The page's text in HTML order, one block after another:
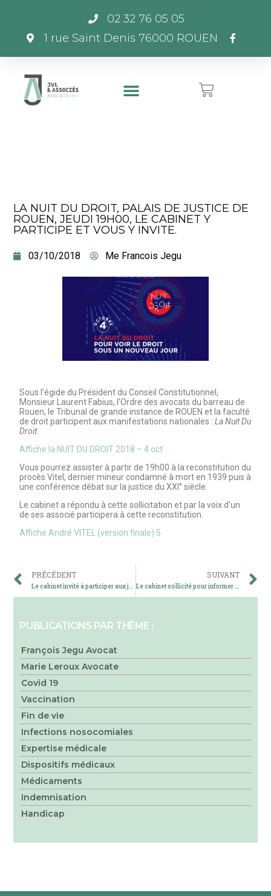
02 32 76 05 05
1 rue Saint Denis 76000 ROUEN
LA NUIT DU DROIT, PALAIS DE JUSTICE DE
ROUEN, JEUDI 19H00, LE CABINET Y
PARTICIPE ET VOUS Y INVITE.
03/10/2018 Me Francois Jegu
Sous l’égide du Président du Conseil Constitutionnel,
Monsieur Laurent Fabius, l’Ordre des avocats du barreau de
Rouen, le Tribunal de grande instance de ROUEN et la faculté
de droit participent aux manifestations nationales :La Nuit Du
Droit.
Affiche la NUIT DU DROIT 2018 – 4 oct
Vous pourrez assister à partir de 19h00 à la reconstitution du
procès Vitel, dernier mineur condamné à mort en 1939 puis à
une conférence débat sur la justice du XXI° siècle.
Le cabinet a répondu à cette sollicitation et par la voix d’un
de ses associé participera à cette reconstitution.
Affiche André VITEL (version finale) 5
PRÉCÉDENT
Le cabinet invité à participer aux journées de travail scientifiques de l’association E3M.
SUIVANT
Le cabinet sollicité pour informer les journalistes d’investigation de l’émission « SECRETS D’INFO » programmée sur France Inter le samedi 26 octobre à 13H20 qui traitera de la vaccination et de ses conséquences.
PUBLICATIONS PAR THÈME :
François Jegu Avocat
Marie Leroux Avocate
Covid 19
Vaccination
Fin de vie
Infections nosocomiales
Expertise médicale
Dispositifs médicaux
Médicaments
Indemnisation
Handicap